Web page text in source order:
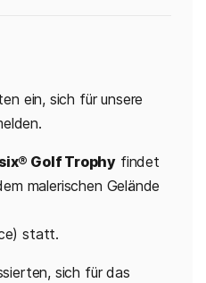
ein, sich für unsere
Golf Trophy findet
malerischen Gelände
statt.
sich für das